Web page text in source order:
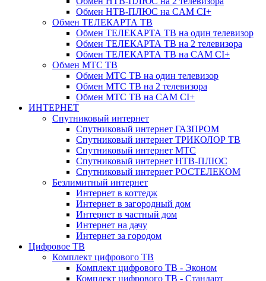
Обмен НТВ-ПЛЮС на CAM CI+
Обмен ТЕЛЕКАРТА ТВ
Обмен ТЕЛЕКАРТА ТВ на один телевизор
Обмен ТЕЛЕКАРТА ТВ на 2 телевизора
Обмен ТЕЛЕКАРТА ТВ на CAM CI+
Обмен МТС ТВ
Обмен МТС ТВ на один телевизор
Обмен МТС ТВ на 2 телевизора
Обмен МТС ТВ на CAM CI+
ИНТЕРНЕТ
Спутниковый интернет
Спутниковый интернет ГАЗПРОМ
Спутниковый интернет ТРИКОЛОР ТВ
Спутниковый интернет МТС
Спутниковый интернет НТВ-ПЛЮС
Спутниковый интернет РОСТЕЛЕКОМ
Безлимитный интернет
Интернет в коттедж
Интернет в загородный дом
Интернет в частный дом
Интернет на дачу
Интернет за городом
Цифровое ТВ
Комплект цифрового ТВ
Комплект цифрового ТВ - Эконом
Комплект цифрового ТВ - Стандарт